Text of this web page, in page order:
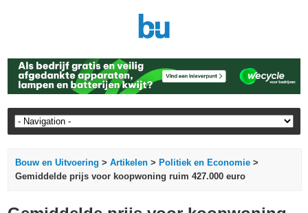
Bouw en Uitvoering >Artikelen > Politiek en Economie >
Gemiddelde prijs voor koopwoning ruim 427.000 euro